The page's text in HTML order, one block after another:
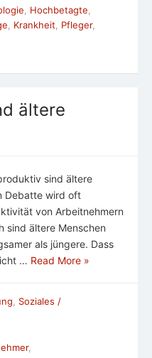
Hochbetagte
Krankheit Pfleger,
ältere
sind ältere
Debatte wird oft
von Arbeitnehmern
sind ältere Menschen
als jüngere. Dass
… Read More »
Soziales /
,